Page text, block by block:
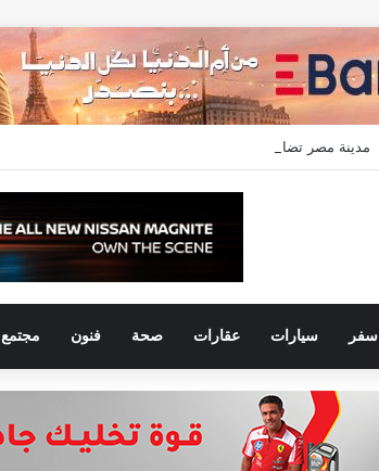
مدينة مصر تضاعف معدلات التسليم خلال النصف الأول من 2026 وتسجل مبيعات جديدة بقيمة 28.4 مليار جنيه
سفر سيارات عقارات صحة فنون مجتمع